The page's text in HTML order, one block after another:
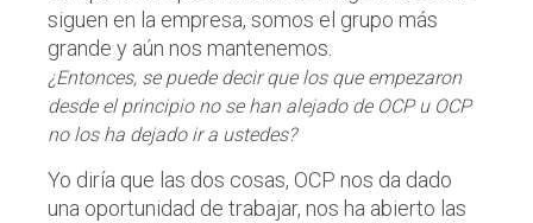
siguen en la empresa, somos el grupo más
grande y aún nos mantenemos.
¿Entonces, se puede decir que los que empezaron
desde el principio no se han alejado de OCP u OCP
no los ha dejado ir a ustedes?
Yo diría que las dos cosas, OCP nos da dado
una oportunidad de trabajar, nos ha abierto las